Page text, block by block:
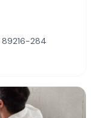
89216-284